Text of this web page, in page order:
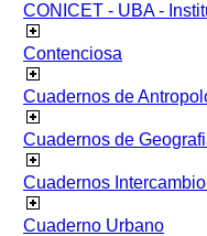
CONICET - UBA -
Contenciosa
Cuadernos de
Cuadernos de
Cuadernos
Cuaderno Urbano